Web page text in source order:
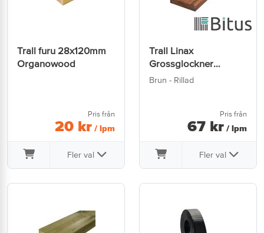
Trall furu 28x120mm
Organowood
Pris från
20 kr / lpm
Fler val
Trall Linax
Grossglockner
28x145mm
Brun - Rillad
Pris från
67 kr / lpm
Fler val